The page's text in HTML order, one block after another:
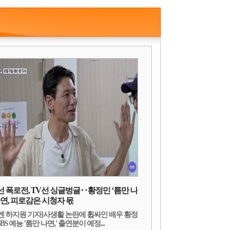
폭로전, TV선 싱글벙글‥황정민 ‘틈만 나
연, 피로감은 시청자 몫
하지원 기자]사생활 논란에 휩싸인 배우 황정
예능 '틈만 나면,' 출연분이 예정...